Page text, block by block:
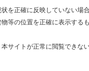
を正確に反映していない場
等の位置を正確に表示す
サイトが正常に閲覧できな